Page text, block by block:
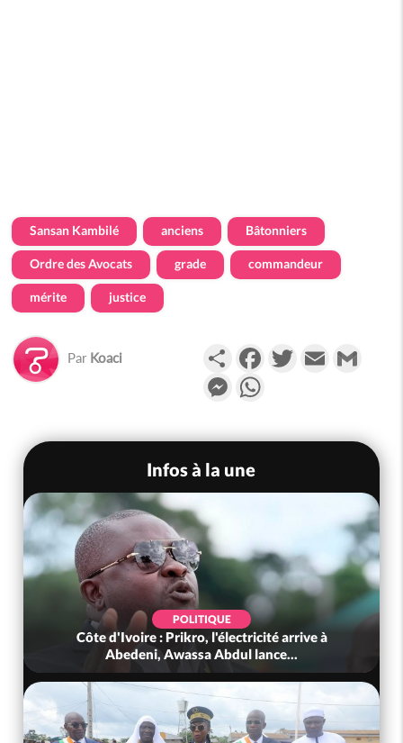
Sansan Kambilé anciens Bâtonniers
Ordre des Avocats grade commandeur
mérite justice
Par Koaci PartagerFacebookTwitterEmail
Messenger
Infos à la une
POLITIQUE
Côte d'Ivoire : Prikro, l'électricité arrive à
Abedeni, Awassa Abdul lance...